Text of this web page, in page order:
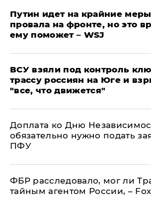
Путин идет на крайние
провала на фронте, но это
ему поможет – WSJ
ВСУ взяли под контроль
трассу россиян на Юге и
"все, что движется"
Доплата ко Дню
обязательно нужно подать
ПФУ
ФБР расследовало, мог ли
тайным агентом России, –